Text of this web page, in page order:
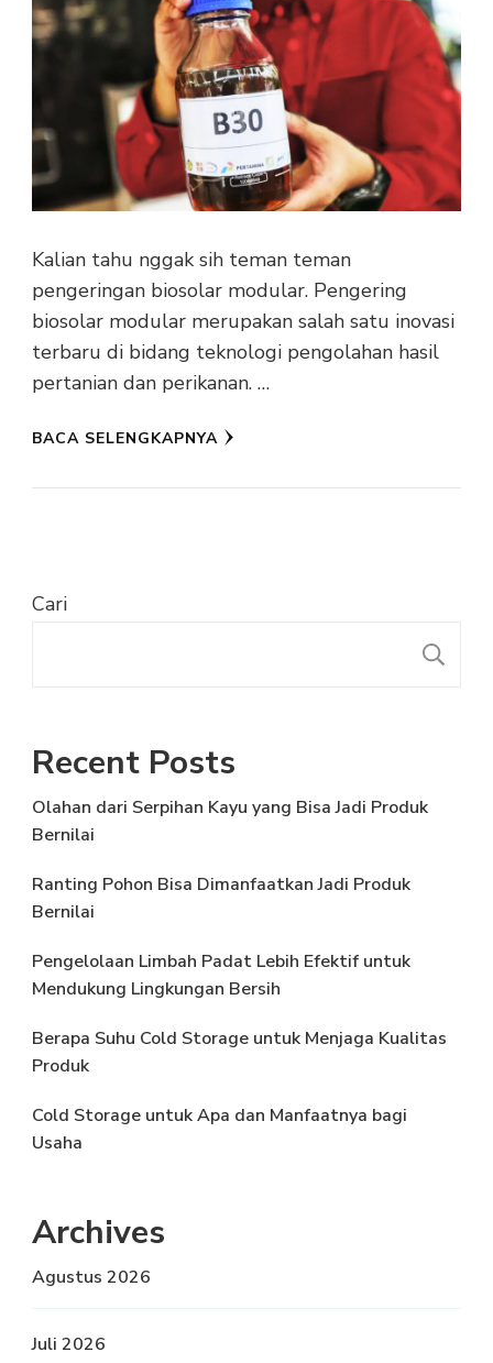
Kalian tahu nggak sih teman teman
pengeringan biosolar modular. Pengering
biosolar modular merupakan salah satu inovasi
terbaru di bidang teknologi pengolahan hasil
pertanian dan perikanan. …
BACA SELENGKAPNYA
Cari
Recent Posts
Olahan dari Serpihan Kayu yang Bisa Jadi Produk
Bernilai
Ranting Pohon Bisa Dimanfaatkan Jadi Produk
Bernilai
Pengelolaan Limbah Padat Lebih Efektif untuk
Mendukung Lingkungan Bersih
Berapa Suhu Cold Storage untuk Menjaga Kualitas
Produk
Cold Storage untuk Apa dan Manfaatnya bagi
Usaha
Archives
Agustus 2026
Juli 2026